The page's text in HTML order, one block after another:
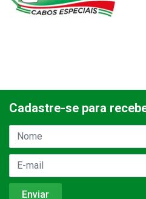
Cadastre-se para